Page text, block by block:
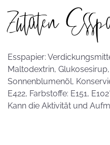
Zutaten
Esspapier:
Maltodextrin,
Sonnenblumenöl,
E422, Farbstoffe: E151,
Kann die Aktivität und